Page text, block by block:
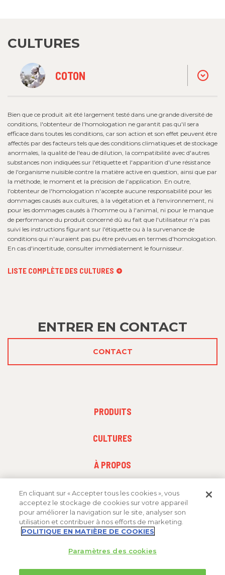
CULTURES
COTON
Bien que ce produit ait été largement testé dans une grande diversité de
conditions, l'obtenteur de l'homologation ne garantit pas qu'il sera
efficace dans toutes les conditions, car son action et son effet peuvent être
affectés par des facteurs tels que des conditions climatiques et de stockage
anormales, la qualité de l'eau de dilution, la compatibilité avec d'autres
substances non indiquées sur l'étiquette et l'apparition d'une résistance
de l'organisme nuisible contre la matière active en question, ainsi que par
la méthode, le moment et la précision de l'application. En outre,
l'obtenteur de l'homologation n'accepte aucune responsabilité pour les
dommages causés aux cultures, à la végétation et à l'environnement, ni
pour les dommages causés à l'homme ou à l'animal, ni pour le manque
de performance du produit concerné dû au fait que l'utilisateur n'a pas
suivi les instructions figurant sur l'étiquette ou à la survenance de
conditions qui n'auraient pas pu être prévues en termes d'homologation.
En cas d'incertitude, consulter immédiatement le fournisseur.
LISTE COMPLÈTE DES CULTURES
ENTRER EN CONTACT
CONTACT
PRODUITS
CULTURES
À PROPOS
En cliquant sur « Accepter tous les cookies », vous
acceptez le stockage de cookies sur votre appareil
pour améliorer la navigation sur le site, analyser son
utilisation et contribuer à nos efforts de marketing.
POLITIQUE EN MATIÈRE DE COOKIES
Paramètres des cookies